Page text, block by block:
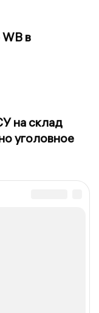
в
на склад
уголовное